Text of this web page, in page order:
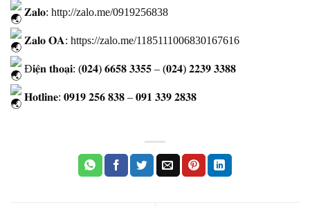
𝐙𝐚𝐥𝐨: http://zalo.me/0919256838
𝐙𝐚𝐥𝐨 𝐎𝐀: https://zalo.me/1185111006830167616
Đ𝐢𝐞̣̂𝐧 𝐭𝐡𝐨𝐚̣𝐢: (𝟎𝟐𝟒) 𝟔𝟔𝟓𝟖 𝟑𝟑𝟓𝟓 – (𝟎𝟐𝟒) 𝟐𝟐𝟑𝟗 𝟑𝟑𝟖𝟖
𝐇𝐨𝐭𝐥𝐢𝐧𝐞: 𝟎𝟗𝟏𝟗 𝟐𝟓𝟔 𝟖𝟑𝟖 – 𝟎𝟗𝟏 𝟑𝟑𝟗 𝟐𝟖𝟑𝟖